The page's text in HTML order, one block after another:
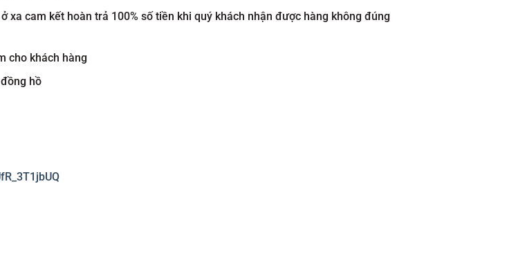
cam kết hoàn trả 100% số tiền khi quý khách nhận được hàng không đúng
cho khách hàng
hồ